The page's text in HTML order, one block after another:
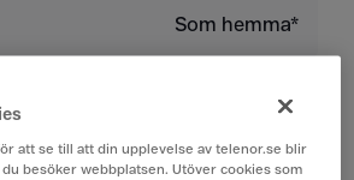
Som hemma*
Som hemma
att se till att din upplevelse av telenor.se blir
besöker webbplatsen. Utöver cookies som